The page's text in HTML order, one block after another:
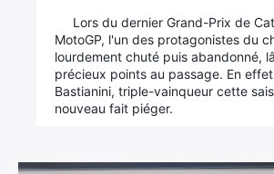
Lors du dernier Grand-Prix de
MotoGP, l'un des protagonistes du
lourdement chuté puis abandonné,
précieux points au passage. En
Bastianini, triple-vainqueur cette
nouveau fait piéger.